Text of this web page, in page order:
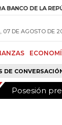
DE LA REPÚBLICA
07 DE AGOSTO DE
DE
Posesión
Posesión